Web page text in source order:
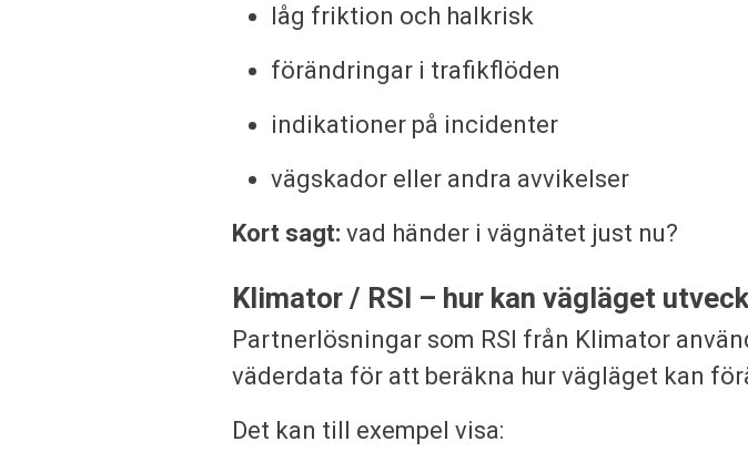
låg friktion och halkrisk
förändringar i trafikflöden
indikationer på incidenter
vägskador eller andra avvikelser
Kort sagt: vad händer i vägnätet just nu?
Klimator / RSI – hur kan vägläget
Partnerlösningar som RSI från Klimator
väderdata för att beräkna hur vägläget kan
Det kan till exempel visa: